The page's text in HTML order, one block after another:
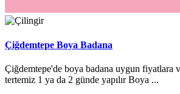
Çiğdemtepe Boya Badana
Çiğdemtepe'de boya badana uygun fiyatlara
tertemiz 1 ya da 2 günde yapılır Boya ...